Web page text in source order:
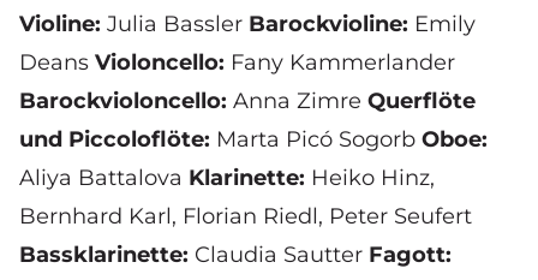
Violine: Julia Bassler Barockvioline: Emily
Deans Violoncello: Fany Kammerlander
Barockvioloncello: Anna Zimre Querflöte
und Piccoloflöte: Marta Picó Sogorb Oboe:
Aliya Battalova Klarinette: Heiko Hinz,
Bernhard Karl, Florian Riedl, Peter Seufert
Bassklarinette: Claudia Sautter Fagott: